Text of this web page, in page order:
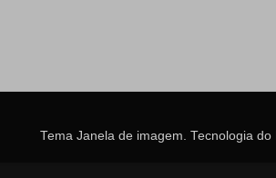
Tema Janela de imagem. Tecnologia do